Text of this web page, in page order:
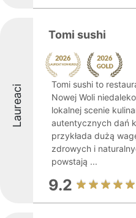
Laureaci
Tomi sushi
Tomi sushi to
Nowej Woli
lokalnej scenie
autentycznych dań
przykłada dużą
zdrowych i
powstają ...
9.2